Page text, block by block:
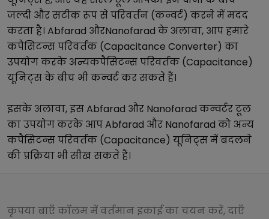
जल्दी और सटीक रूप से परिवर्तन (कन्वर्ट) करने में मदद
करता है। Abfarad औरNanofarad के अलावा, आप हमारे
कपैसिटन्स परिवर्तक (Capacitance Converter) का
उपयोग करके अन्यकपैसिटन्स परिवर्तक (Capacitance)
यूनिट्स के बीच भी कन्वर्ट कर सकते हैं।
इसके अलावा, इसAbfarad और Nanofarad कन्वर्टर टूल
का उपयोग करके आपAbfarad और Nanofarad को अन्य
कपैसिटन्स परिवर्तक (Capacitance) यूनिट्स में बदलने
की प्रक्रिया भी सीख सकते हैं।
कृपया बाएँ कॉलम में वर्तमान इकाई का चयन करें, दाएँ